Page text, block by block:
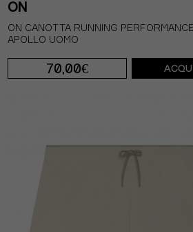
ON
ON CANOTTA RUNNING
APOLLO UOMO
70,00€